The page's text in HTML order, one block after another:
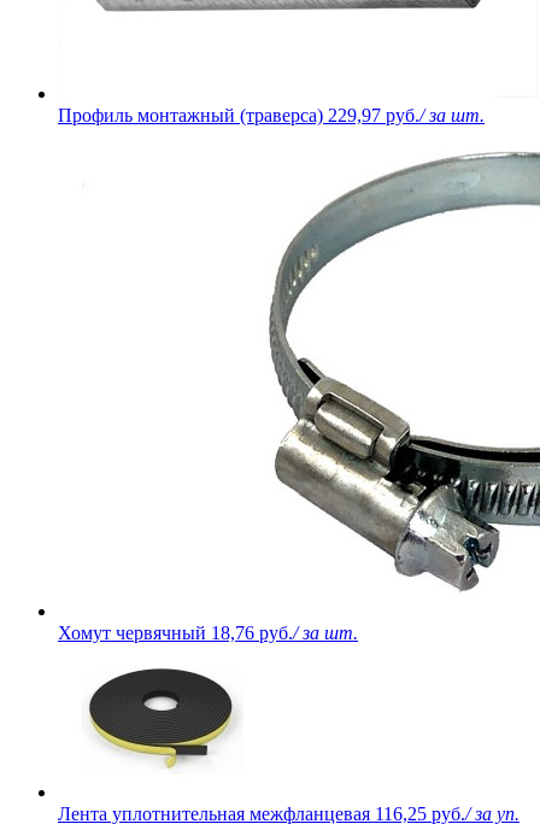
Профиль монтажный (траверса) 229,97 руб./ за шт.
Хомут червячный 18,76 руб./ за шт.
Лента уплотнительная межфланцевая 116,25 руб./ за уп.